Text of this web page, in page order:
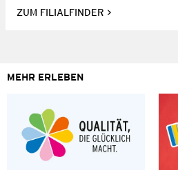
ZUM FILIALFINDER
MEHR ERLEBEN